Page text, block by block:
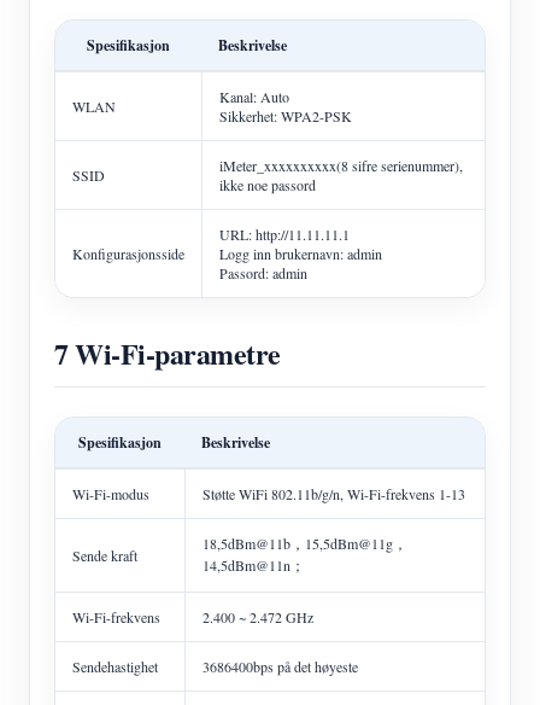
Spesifikasjon Beskrivelse
WLAN
Kanal: Auto
Sikkerhet: WPA2-PSK
SSID
iMeter_xxxxxxxxxx(8 sifre serienummer),
ikke noe passord
Konfigurasjonsside
URL: http://11.11.11.1
Logg inn brukernavn: admin
Passord: admin
7 Wi-Fi-parametre
Spesifikasjon Beskrivelse
Wi-Fi-modus Støtte WiFi 802.11b/g/n, Wi-Fi-frekvens 1-13
Sende kraft
18,5dBm@11b，15,5dBm@11g，
14,5dBm@11n；
Wi-Fi-frekvens 2.400 ~ 2.472 GHz
Sendehastighet 3686400bps på det høyeste